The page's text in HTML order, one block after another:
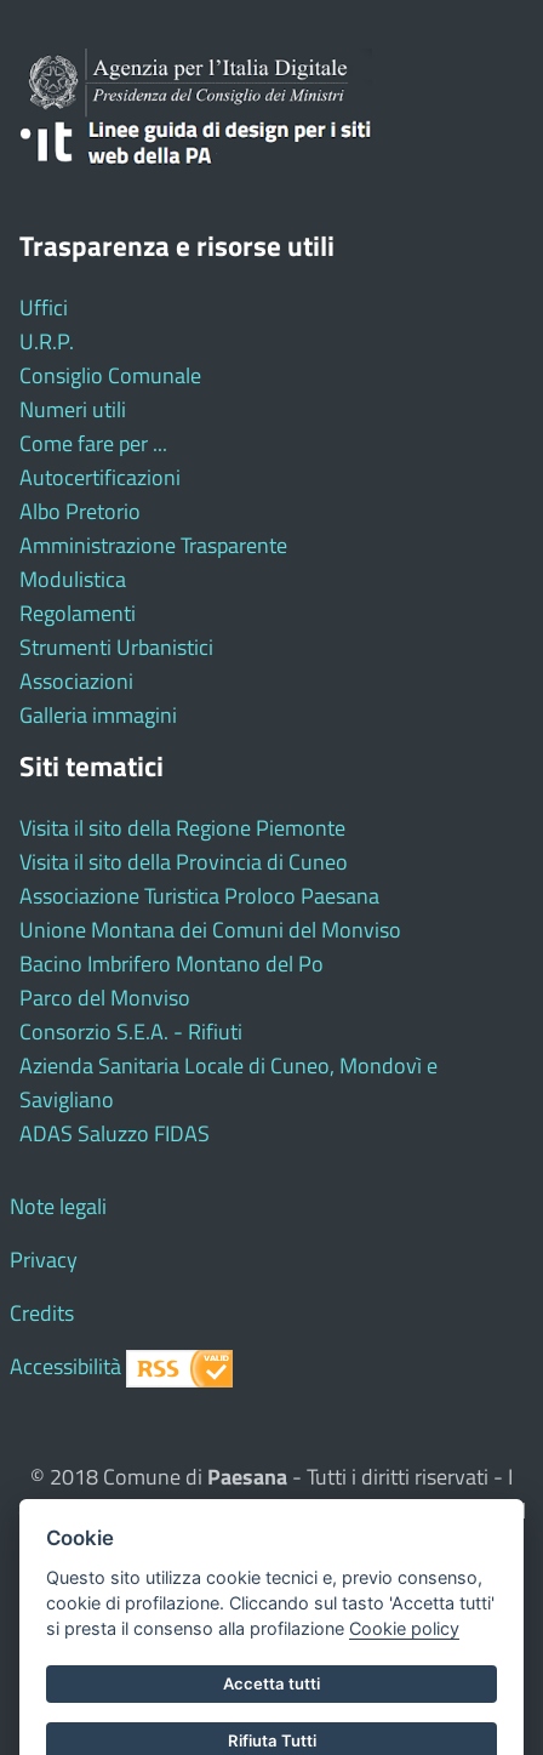
Trasparenza e risorse utili
Uffici
U.R.P.
Consiglio Comunale
Numeri utili
Come fare per ...
Autocertificazioni
Albo Pretorio
Amministrazione Trasparente
Modulistica
Regolamenti
Strumenti Urbanistici
Associazioni
Galleria immagini
Siti tematici
Visita il sito della Regione Piemonte
Visita il sito della Provincia di Cuneo
Associazione Turistica Proloco Paesana
Unione Montana dei Comuni del Monviso
Bacino Imbrifero Montano del Po
Parco del Monviso
Consorzio S.E.A. - Rifiuti
Azienda Sanitaria Locale di Cuneo, Mondovì e
Savigliano
ADAS Saluzzo FIDAS
Note legali
Privacy
Credits
Accessibilità
© 2018 Comune di Paesana- Tutti i diritti riservati - I
contenuti del sito, testi e immagini sono di proprietà del
Comune - CMS:
Questo sito utilizza, nella versione per UTENTI CON
DISLESSIA,Biancoenero ®, una font italiana ad Alta
Leggibilità.
Valuta questo sito
Dichiarazione di accessibilità
Cookie
Questo sito utilizza cookie tecnici e, previo consenso,
cookie di profilazione. Cliccando sul tasto 'Accetta tutti'
si presta il consenso alla profilazione Cookie policy
Accetta tutti
Rifiuta Tutti